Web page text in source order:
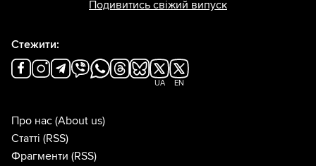
Подивитись свіжий випуск
Стежити:
UA EN
Про нас (About us)
Статті (RSS)
Фрагменти (RSS)